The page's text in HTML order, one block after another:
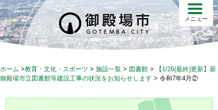
S
k
i
p
c
メニュー
ホーム >教育・文化・スポーツ > 施設一覧 > 図書館 >
【1/26(最終)更新】新
御殿場市立図書館等建設工事の状況をお知らせします > 令和7年4月②